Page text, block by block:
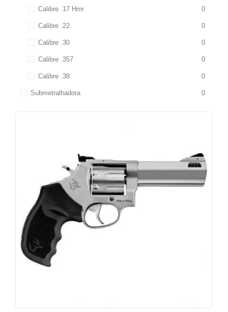
Calibre .17 Hmr 0
Calibre .22 0
Calibre .30 0
Calibre .357 0
Calibre .38 0
Submetralhadora 0